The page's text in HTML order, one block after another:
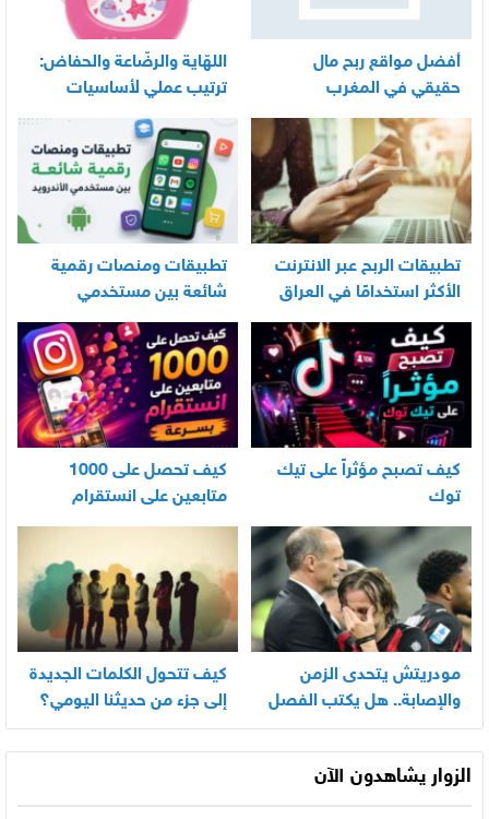
أفضل مواقع ربح مال
حقيقي في المغرب
اللهّاية والرضّاعة والحفاض:
ترتيب عملي لأساسيات
العناية اليومية بالرضيع
تطبيقات الربح عبر الانترنت
الأكثر استخدامًا في العراق
تطبيقات ومنصات رقمية
شائعة بين مستخدمي
الأندرويد
كيف تصبح مؤثراً على تيك
توك
كيف تحصل على 1000
متابعين على انستقرام
بسرعة
مودريتش يتحدى الزمن
والإصابة.. هل يكتب الفصل
الأخير في أسطورته
المونديالية؟
كيف تتحول الكلمات الجديدة
إلى جزء من حديثنا اليومي؟
الزوار يشاهدون الآن